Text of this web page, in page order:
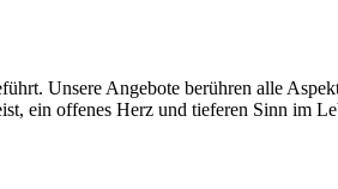
Unsere Angebote berühren alle
ein offenes Herz und tieferen Sinn im